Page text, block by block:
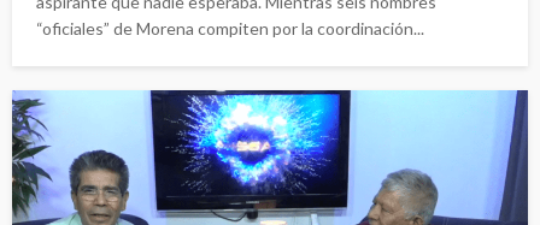
“oficiales” de Morena compiten por la coordinación...